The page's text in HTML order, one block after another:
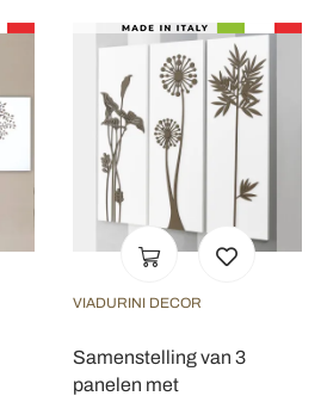
VIADURINI DECOR
Samenstelling van 3
panelen met